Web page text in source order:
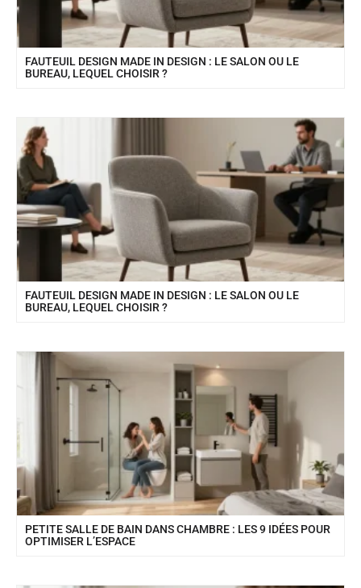
FAUTEUIL DESIGN MADE IN DESIGN : LE SALON OU LE
BUREAU, LEQUEL CHOISIR ?
FAUTEUIL DESIGN MADE IN DESIGN : LE SALON OU LE
BUREAU, LEQUEL CHOISIR ?
PETITE SALLE DE BAIN DANS CHAMBRE : LES 9 IDÉES POUR
OPTIMISER L’ESPACE